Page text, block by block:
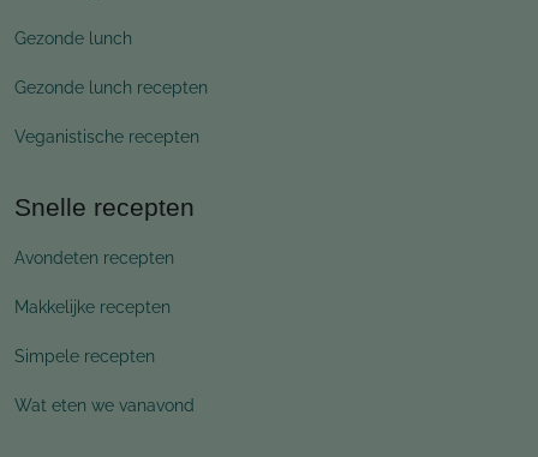
Gezonde lunch
Gezonde lunch recepten
Veganistische recepten
Snelle recepten
Avondeten recepten
Makkelijke recepten
Simpele recepten
Wat eten we vanavond